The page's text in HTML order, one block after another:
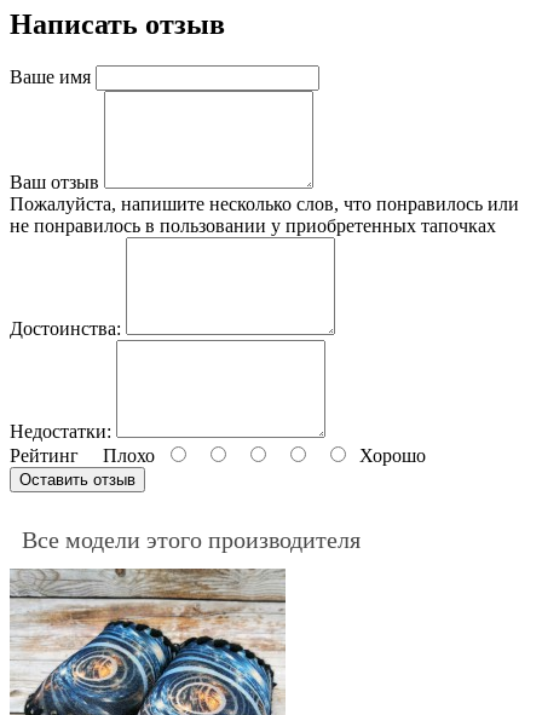
Написать отзыв
Ваше имя
Ваш отзыв
Пожалуйста, напишите несколько слов, что понравилось или
не понравилось в пользовании у приобретенных тапочках
Достоинства:
Недостатки:
Рейтинг Плохо Хорошо
Оставить отзыв
Все модели этого производителя